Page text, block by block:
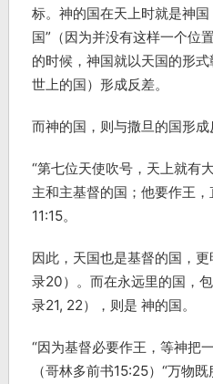
标。神的国在天上时就是神
国”（因为并没有这样一个位
的时候，神国就以天国的形
世上的国）形成反差。
而神的国，则与撒旦的国形成
“第七位天使吹号，天上就有
主和主基督的国；他要作王
11:15。
因此，天国也是基督的国，
录20）。而在永远里的国，
录21, 22），则是 神的国。
“因为基督必要作王，等神把
（哥林多前书15:25）“万物